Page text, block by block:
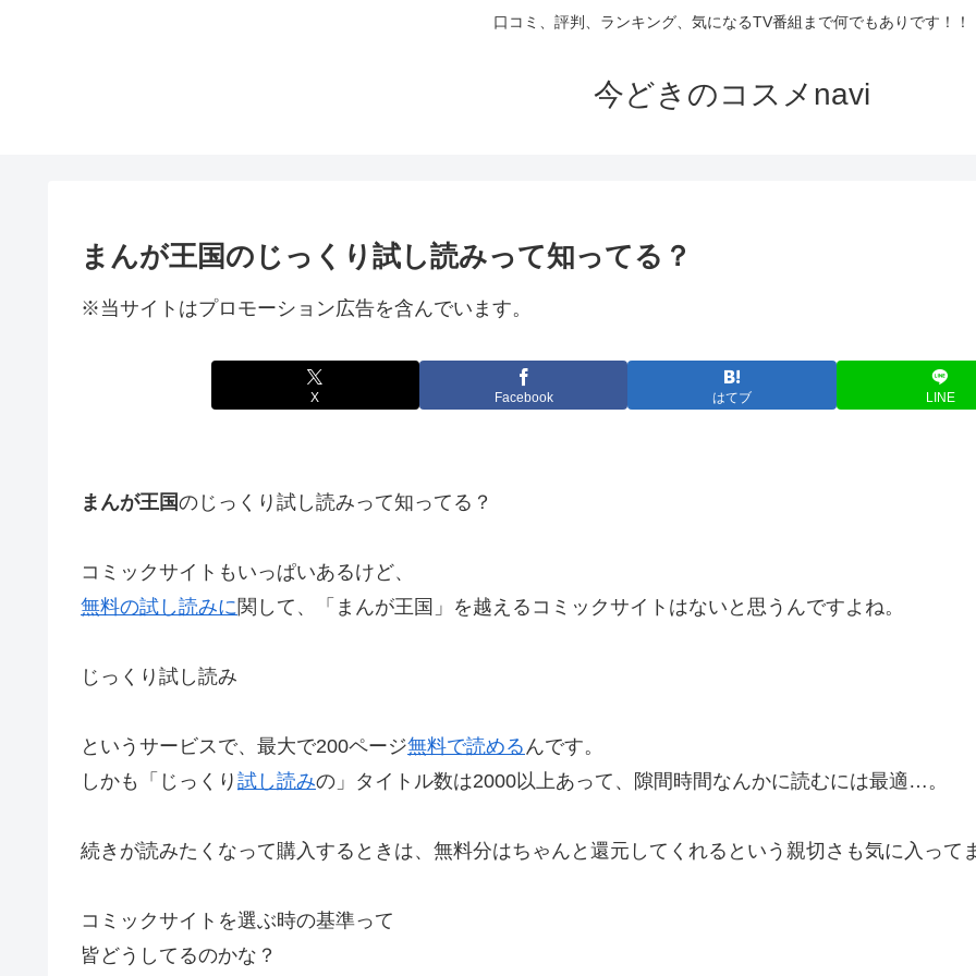
口コミ、評判、ランキング、気になるTV番組まで何でもありです！！
今どきのコスメnavi
まんが王国のじっくり試し読みって知ってる？
※当サイトはプロモーション広告を含んでいます。
X Facebook はてブ LINE
まんが王国のじっくり試し読みって知ってる？
コミックサイトもいっぱいあるけど、
無料の試し読みに関して、「まんが王国」を越えるコミックサイトはないと思うんですよね。
じっくり試し読み
というサービスで、最大で200ページ無料で読める んです。
しかも「じっくり 試し読みの」タイトル数は2000以上あって、隙間時間なんかに読むには最適…。
続きが読みたくなって購入するときは、無料分はちゃんと還元してくれるという親切さも気に入って
コミックサイトを選ぶ時の基準って
皆どうしてるのかな？